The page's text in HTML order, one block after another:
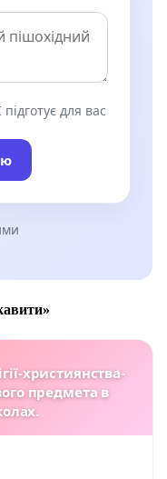
для вас
християнства-
предмета в